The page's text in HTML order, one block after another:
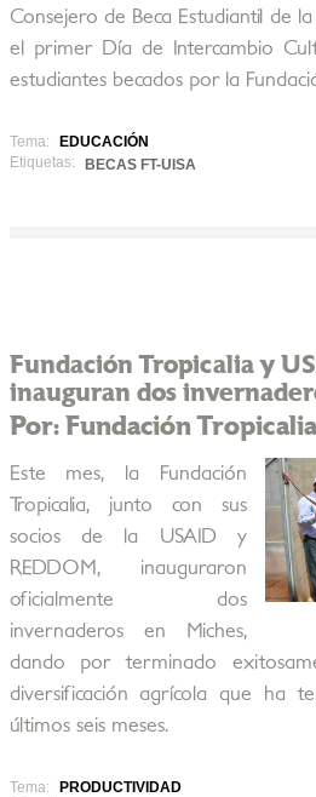
Consejero de Beca Estudiantil de
el primer Día de Intercambio
estudiantes becados por la
Tema:
EDUCACIÓN
Etiquetas:
BECAS FT-UISA
Fundación Tropicalia y
inauguran dos
Por: Fundación Tropicalia
Este mes, la Fundación
Tropicalia, junto con sus
socios de la USAID y
REDDOM, inauguraron
oficialmente dos
invernaderos en Miches,
dando por terminado
diversificación agrícola que ha
últimos seis meses.
Tema:
PRODUCTIVIDAD